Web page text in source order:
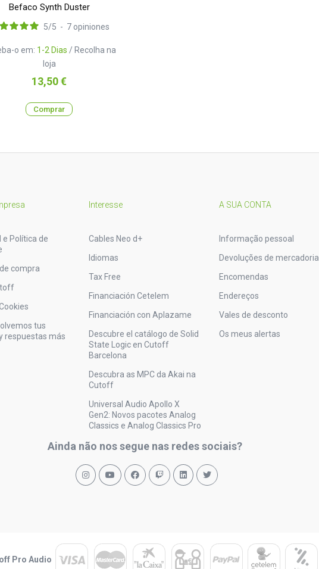
Befaco Synth Duster
o em: 1-2 Dias / Recolha na
loja
5/5 - 7 opiniones
Preço
13,50 €
Comprar
e Política de
compra
tus
respuestas más
Interesse
Cables Neo d+
Idiomas
Tax Free
Financiación Cetelem
Financiación con Aplazame
Descubre el catálogo de Solid
State Logic en Cutoff
Barcelona
Descubra as MPC da Akai na
Cutoff
Universal Audio Apollo X
Gen2: Novos pacotes Analog
Classics e Analog Classics Pro
A SUA CONTA
Informação pessoal
Devoluções de mercadoria
Encomendas
Endereços
Vales de desconto
Os meus alertas
Ainda não nos segue nas redes sociais?
Pro Audio